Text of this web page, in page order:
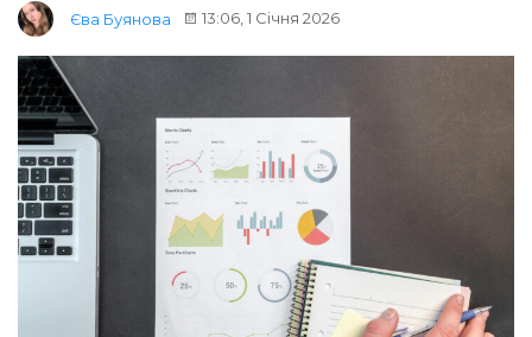
Єва Буянова 13:06, 1 Січня 2026